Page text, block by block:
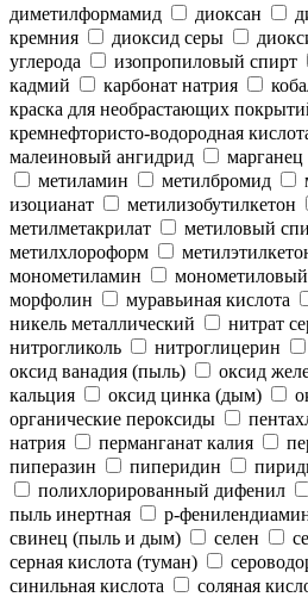
диметилформамид диоксан
кремния
диоксид серы
углерода
изопропиловый спирт
кадмий
карбонат натрия
краска для необрастающих
кремнефтористо-водородная
малеиновый ангидрид
марганец
метиламин
метилбромид
изоцианат
метилизобутилкетон
метилметакрилат
метиловый
метилхлороформ
монометиламин
морфолин
муравьиная кислота
никель металлический
нитрат
нитрогликоль
нитроглицерин
оксид ванадия (пыль)
оксид
кальция
оксид цинка (дым)
органические пероксиды
натрия
перманганат калия
пиперазин
пиперидин
полихлорированный дифенил
пыль инертная
р-
свинец (пыль и дым)
селен
серная кислота (туман)
синильная кислота
соляная